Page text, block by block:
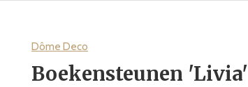
Dôme Deco
Boekensteunen 'Livia'